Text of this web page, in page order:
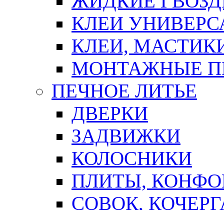
КЛЕИ
КЛЕИ,
МОНТАЖНЫЕ
ПЕЧНОЕ ЛИТЬЕ
ДВЕРКИ
ЗАДВИЖКИ
КОЛОСНИКИ
ПЛИТЫ,
СОВОК,